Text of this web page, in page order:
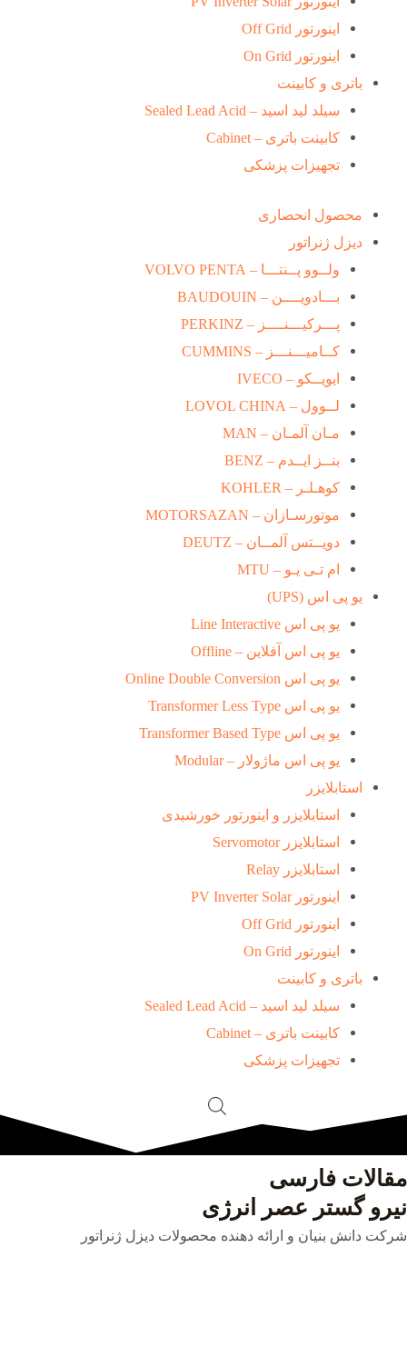
اینورتور Off Grid
اینورتور On Grid
باتری و کابینت
سیلد لید اسید – Sealed Lead Acid
کابینت باتری – Cabinet
تجهیزات پزشکی
محصول انحصاری
دیزل ژنراتور
ولــوو پــنتـــا – VOLVO PENTA
بـــادویــــن – BAUDOUIN
پـــرکیـــنــــز – PERKINZ
کــامیـــنـــز – CUMMINS
ایویــکو – IVECO
لــوول – LOVOL CHINA
مـان آلمـان – MAN
بنــز ایــدم – BENZ
کوهـلـر – KOHLER
موتورسـازان – MOTORSAZAN
دویــتس آلمــان – DEUTZ
ام تـی یـو – MTU
یو پی اس (UPS)
یو پی اس Line Interactive
یو پی اس آفلاین – Offline
یو پی اس Online Double Conversion
یو پی اس Transformer Less Type
یو پی اس Transformer Based Type
یو پی اس ماژولار – Modular
استابلایزر
استابلایزر و اینورتور خورشیدی
استابلایزر Servomotor
استابلایزر Relay
اینورتور PV Inverter Solar
اینورتور Off Grid
اینورتور On Grid
باتری و کابینت
سیلد لید اسید – Sealed Lead Acid
کابینت باتری – Cabinet
تجهیزات پزشکی
مقالات فارسی
نیرو گستر عصر انرژی
شرکت دانش بنیان و ارائه دهنده محصولات دیزل ژنراتور